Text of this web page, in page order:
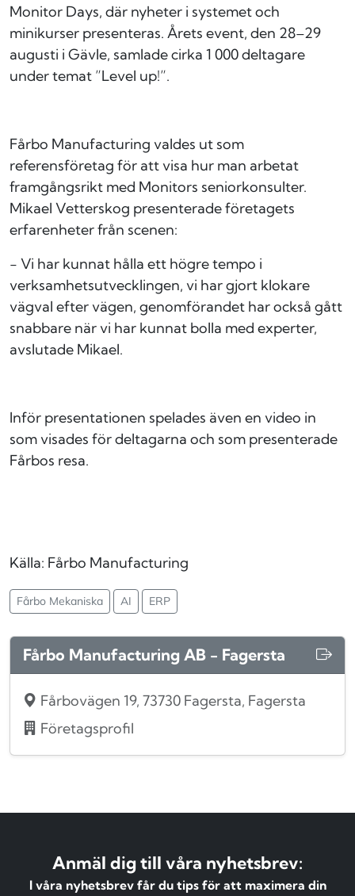
Monitor Days, där nyheter i systemet och
minikurser presenteras. Årets event, den 28–29
augusti i Gävle, samlade cirka 1 000 deltagare
under temat ”Level up!”.
Fårbo Manufacturing valdes ut som
referensföretag för att visa hur man arbetat
framgångsrikt med Monitors seniorkonsulter.
Mikael Vetterskog presenterade företagets
erfarenheter från scenen:
- Vi har kunnat hålla ett högre tempo i
verksamhetsutvecklingen, vi har gjort klokare
vägval efter vägen, genomförandet har också gått
snabbare när vi har kunnat bolla med experter,
avslutade Mikael.
Inför presentationen spelades även en video in
som visades för deltagarna och som presenterade
Fårbos resa.
Källa: Fårbo Manufacturing
Fårbo Mekaniska AI ERP
Fårbo Manufacturing AB - Fagersta
Fårbovägen 19, 73730 Fagersta, Fagersta
Företagsprofil
Anmäl dig till våra nyhetsbrev:
I våra nyhetsbrev får du tips för att maximera din